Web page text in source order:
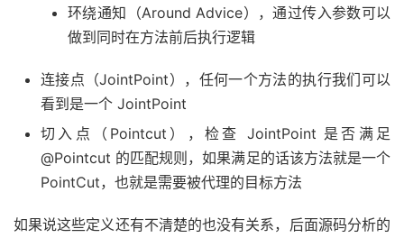
环绕通知（Around Advice），通过传入参数可以
做到同时在方法前后执行逻辑
连接点（JointPoint），任何一个方法的执行我们可以
看到是一个 JointPoint
切入点（Pointcut），检查 JointPoint 是否满足
@Pointcut 的匹配规则，如果满足的话该方法就是一个
PointCut，也就是需要被代理的目标方法
如果说这些定义还有不清楚的也没有关系，后面源码分析的